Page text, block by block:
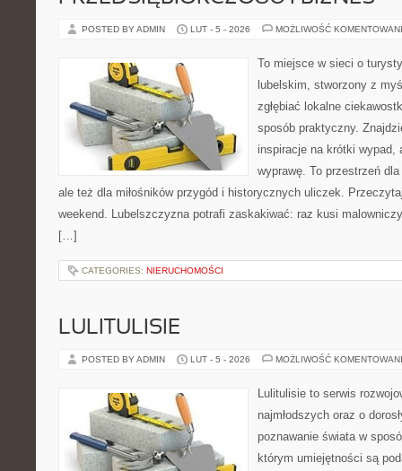
POSTED BY ADMIN LUT - 5 - 2026 MOŻLIWOŚĆ
To miejsce w sieci o
lubelskim, stworzony z
zgłębiać lokalne
sposób praktyczny.
inspiracje na krótki wypad,
wyprawę. To przestrzeń
ale też dla miłośników przygód i historycznych uliczek.
weekend. Lubelszczyzna potrafi zaskakiwać: raz kusi
[…]
CATEGORIES: NIERUCHOMOŚCI
LULITULISIE
POSTED BY ADMIN LUT - 5 - 2026 MOŻLIWOŚĆ
Lulitulisie to serwis
najmłodszych oraz o
poznawanie świata w
którym umiejętności są